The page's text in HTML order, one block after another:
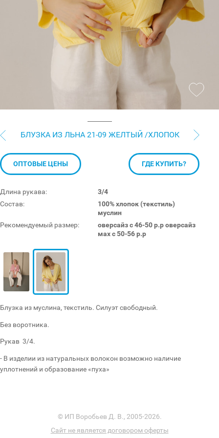
БЛУЗКА ИЗ ЛЬНА 21-09 ЖЕЛТЫЙ /ХЛОПОК
Длина рукава:
3/4
Состав:
100% хлопок (текстиль)
муслин
Рекомендуемый размер:
оверсайз с 46-50 р.р оверсайз
мах с 50-56 р.р
ОПТОВЫЕ ЦЕНЫ ГДЕ КУПИТЬ?
Блузка из муслина, текстиль. Силуэт свободный.
Без воротника.
Рукав 3/4.
- В изделии из натуральных волокон возможно наличие
уплотнений и образование «пуха»
© ИП Воробьев Д. В., 2005-2026.
Сайт не является договором оферты